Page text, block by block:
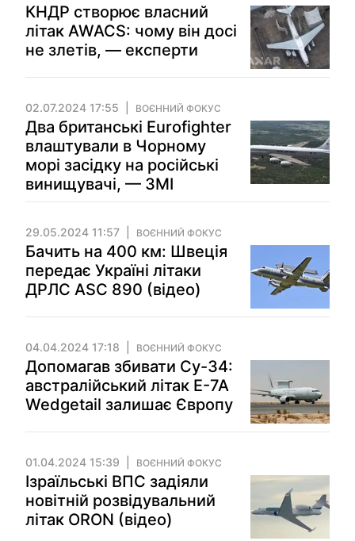
КНДР створює власний
літак AWACS: чому він досі
не злетів, — експерти
02.07.2024 17:55 ВОЄННИЙ ФОКУС
Два британські Eurofighter
влаштували в Чорному
морі засідку на російські
винищувачі, — ЗМІ
29.05.2024 11:57 ВОЄННИЙ ФОКУС
Бачить на 400 км: Швеція
передає Україні літаки
ДРЛС ASC 890 (відео)
04.04.2024 17:18 ВОЄННИЙ ФОКУС
Допомагав збивати Су-34:
австралійський літак E-7A
Wedgetail залишає Європу
01.04.2024 15:39 ВОЄННИЙ ФОКУС
Ізраїльські ВПС задіяли
новітній розвідувальний
літак ORON (відео)